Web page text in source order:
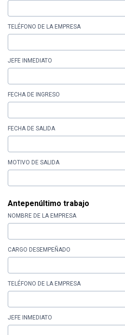
TELÉFONO DE LA EMPRESA
JEFE INMEDIATO
FECHA DE INGRESO
FECHA DE SALIDA
MOTIVO DE SALIDA
Antepenúltimo trabajo
NOMBRE DE LA EMPRESA
CARGO DESEMPEÑADO
TELÉFONO DE LA EMPRESA
JEFE INMEDIATO